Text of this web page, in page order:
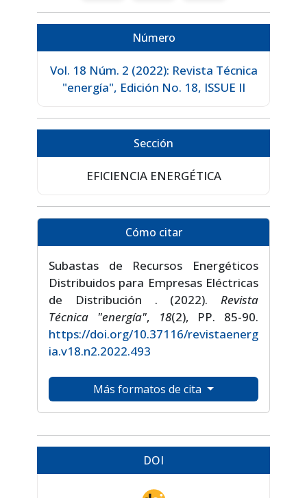
Número
Vol. 18 Núm. 2 (2022): Revista Técnica
"energía", Edición No. 18, ISSUE II
Sección
EFICIENCIA ENERGÉTICA
Cómo citar
Subastas de Recursos Energéticos
Distribuidos para Empresas Eléctricas
de Distribución . (2022). Revista
Técnica "energía", 18(2), PP. 85-90.
https://doi.org/10.37116/revistaenerg
ia.v18.n2.2022.493
Más formatos de cita
DOI